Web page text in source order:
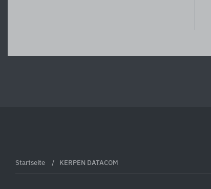
Startseite KERPEN DATACOM